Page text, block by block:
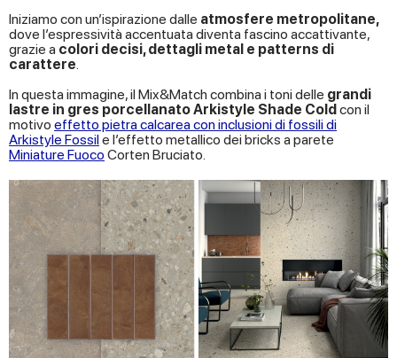
Iniziamo con un’ispirazione dalle atmosfere metropolitane,
dove l’espressività accentuata diventa fascino accattivante,
grazie a colori decisi, dettagli metal e patterns di
carattere.
In questa immagine, il Mix&Match combina i toni delle grandi
lastre in gres porcellanatoArkistyle Shade Cold con il
motivo effetto pietra calcarea con inclusioni di fossili di
Arkistyle Fossile l’effetto metallico dei bricks a parete
Miniature Fuoco Corten Bruciato.